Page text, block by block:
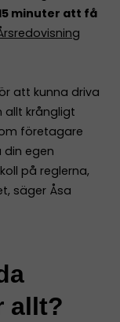
minuter att få
att kunna driva
allt krångligt
företagare
egen
på reglerna,
säger Åsa
allt?